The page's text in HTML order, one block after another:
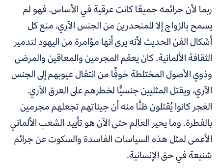
ربما لأن جرائمه جميعًا كانت عرقية في الأساس. فهو لم
يسمح بالزواج إلا للمنحدرين من الجنس الآري، منع كل
أشكال الفن الحديث لأنه يرى أنها مؤامرة من اليهود لتدمير
الثقافة الألمانية. كان يعقم المجرمين والمعاقين والمرضى
وذوي الأصول المختلطة خوفًا من انتقال عيوبهم إلى الجنس
الآري، ويقتل المثليين جنسيًّا لخطرهم على العرق الآري.
الغجر كانوا يُقتلون ظنًّا منه أن جيناتهم تجعلهم مجرمين
بالفطرة. وما يحير العالم حتى الآن هو تأييد الشعب الألماني
الأعمى لمثل هذه السياسات الفاسدة والسكوت عن جرائم
شنيعة في حق الإنسانية.